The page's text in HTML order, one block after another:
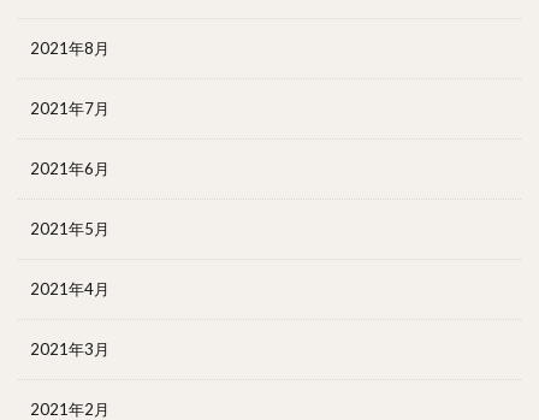
2021年8月
2021年7月
2021年6月
2021年5月
2021年4月
2021年3月
2021年2月